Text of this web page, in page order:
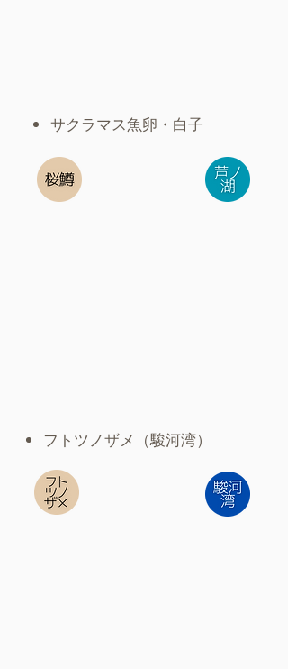
​サクラマス魚卵・白子
​フトツノザメ（駿河湾）